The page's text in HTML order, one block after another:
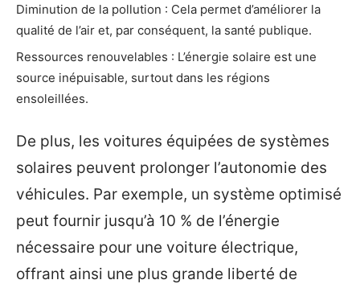
Diminution de la pollution : Cela permet d’améliorer la
qualité de l’air et, par conséquent, la santé publique.
Ressources renouvelables : L’énergie solaire est une
source inépuisable, surtout dans les régions
ensoleillées.
De plus, les voitures équipées de systèmes
solaires peuvent prolonger l’autonomie des
véhicules. Par exemple, un système optimisé
peut fournir jusqu’à 10 % de l’énergie
nécessaire pour une voiture électrique,
offrant ainsi une plus grande liberté de